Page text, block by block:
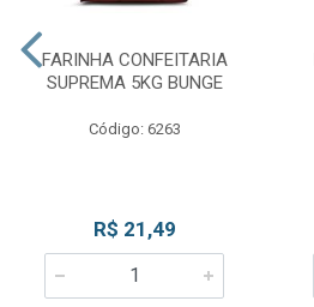
FARINHA CONFEITARIA
SUPREMA 5KG BUNGE
Código: 6263
R$ 21,49